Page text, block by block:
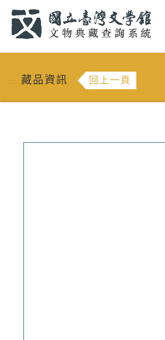
::: 藏品資訊 回上一頁